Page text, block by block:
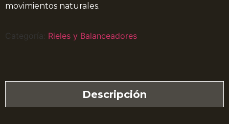
movimientos naturales.
Categoría: Rieles y Balanceadores
Descripción